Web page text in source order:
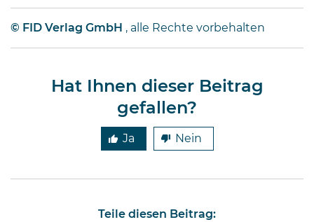
© FID Verlag GmbH , alle Rechte vorbehalten
Hat Ihnen dieser Beitrag
gefallen?
Ja Nein
Teile diesen Beitrag: